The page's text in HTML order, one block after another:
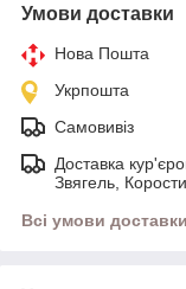
Умови доставки
Нова Пошта
Укрпошта
Самовивіз
Доставка
Звягель,
Всі умови доставки